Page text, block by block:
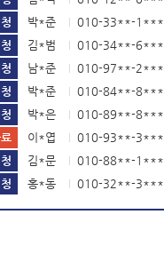
박*준 010-33**-1***
김*범 010-34**-6***
남*준 010-97**-2***
박*준 010-84**-8***
박*은 010-89**-8***
이*엽 010-93**-3***
김*문 010-88**-1***
홍*동 010-32**-3***
홍*동 010-99**-7***